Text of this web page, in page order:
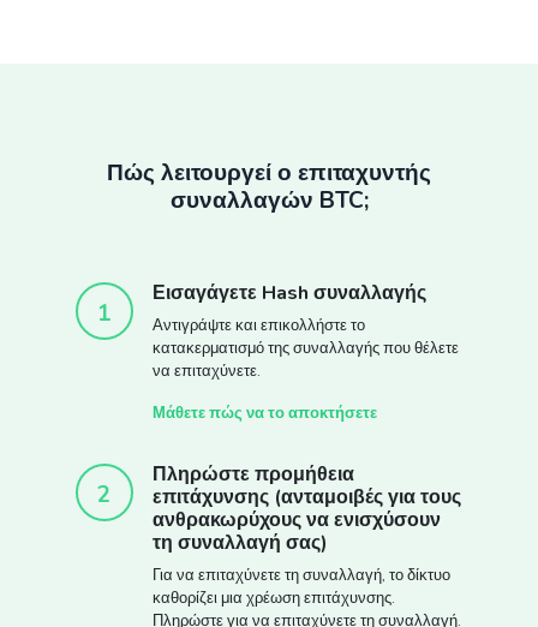
Πώς λειτουργεί ο επιταχυντής
συναλλαγών BTC;
1
Εισαγάγετε Hash συναλλαγής
Αντιγράψτε και επικολλήστε το
κατακερματισμό της συναλλαγής που θέλετε
να επιταχύνετε.
Μάθετε πώς να το αποκτήσετε
2
Πληρώστε προμήθεια
επιτάχυνσης (ανταμοιβές για τους
ανθρακωρύχους να ενισχύσουν
τη συναλλαγή σας)
Για να επιταχύνετε τη συναλλαγή, το δίκτυο
καθορίζει μια χρέωση επιτάχυνσης.
Πληρώστε για να επιταχύνετε τη συναλλαγή.